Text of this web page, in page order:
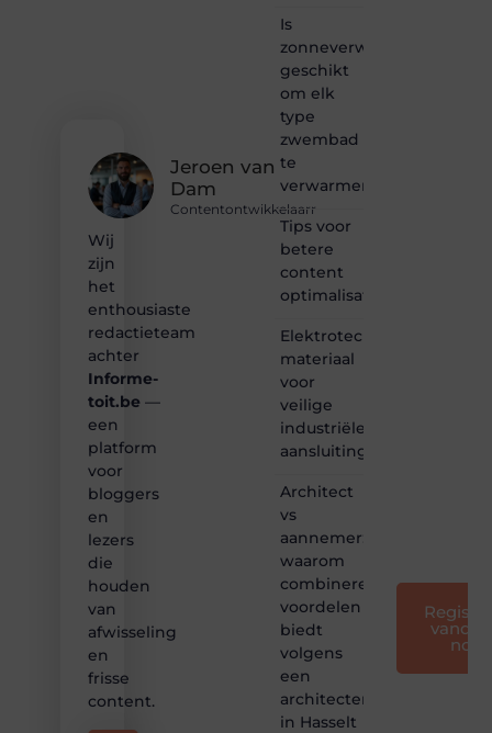
Jeroen van
Dam
Contentontwikkelaarr
Wij
zijn
het
enthousiaste
redactieteam
achter
Informe-
toit.be —
een
platform
voor
bloggers
en
lezers
die
houden
van
afwisseling
en
frisse
content.
Is
zonneverwarming
geschikt
om elk
type
zwembad
te
verwarmen?
Tips voor
betere
content
optimalisatie
Elektrotechnisch
materiaal
voor
veilige
industriële
aansluitingen
Architect
vs
aannemer:
waarom
combineren
voordelen
biedt
volgens
een
architectenbureau
in Hasselt
nog